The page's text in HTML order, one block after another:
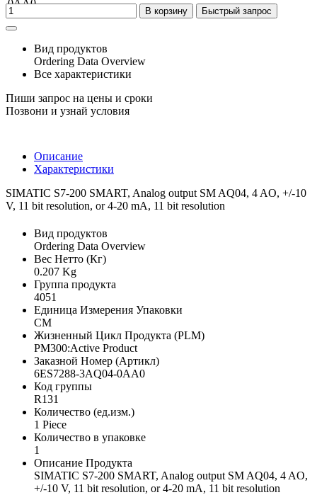
В корзину Быстрый запрос
Вид продуктов
Ordering Data Overview
Все характеристики
Пиши запрос на цены и сроки
Позвони и узнай условия
Описание
Характеристики
SIMATIC S7-200 SMART, Analog output SM AQ04, 4 AO, +/-10
V, 11 bit resolution, or 4-20 mA, 11 bit resolution
Вид продуктов
Ordering Data Overview
Вес Нетто (Кг)
0.207 Kg
Группа продукта
4051
Единица Измерения Упаковки
CM
Жизненный Цикл Продукта (PLM)
PM300:Active Product
Заказной Номер (Артикл)
6ES7288-3AQ04-0AA0
Код группы
R131
Количество (ед.изм.)
1 Piece
Количество в упаковке
1
Описание Продукта
SIMATIC S7-200 SMART, Analog output SM AQ04, 4 AO,
+/-10 V, 11 bit resolution, or 4-20 mA, 11 bit resolution